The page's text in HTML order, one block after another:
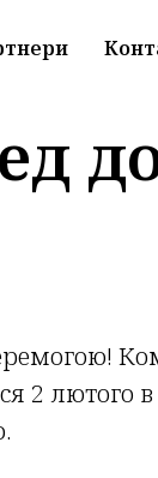
2 лютого в